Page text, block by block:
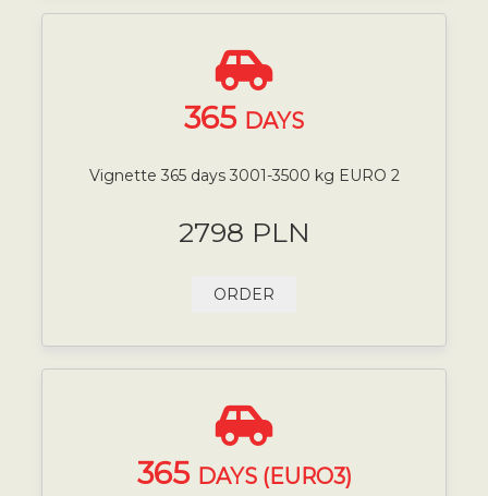
365 DAYS
Vignette 365 days 3001-3500 kg EURO 2
2798 PLN
ORDER
365 DAYS (EURO3)